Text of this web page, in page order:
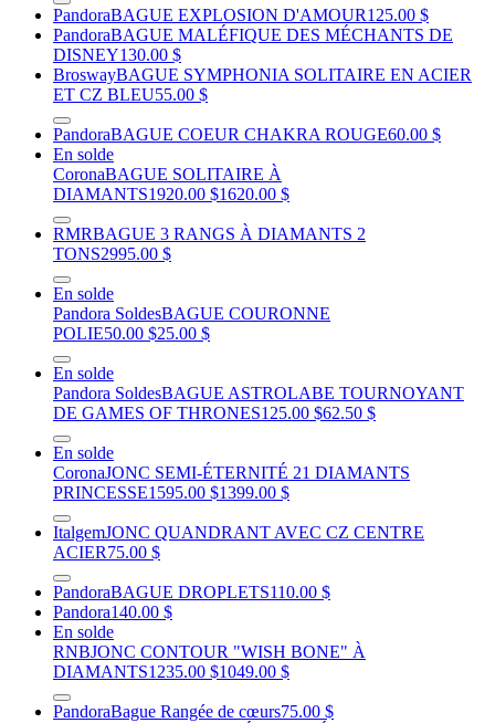
PandoraBAGUE EXPLOSION D'AMOUR125.00 $
PandoraBAGUE MALÉFIQUE DES MÉCHANTS DE
DISNEY130.00 $
BroswayBAGUE SYMPHONIA SOLITAIRE EN ACIER
ET CZ BLEU55.00 $
PandoraBAGUE COEUR CHAKRA ROUGE60.00 $
En solde
CoronaBAGUE SOLITAIRE À
DIAMANTS1920.00 $1620.00 $
RMRBAGUE 3 RANGS À DIAMANTS 2
TONS2995.00 $
En solde
Pandora SoldesBAGUE COURONNE
POLIE50.00 $25.00 $
En solde
Pandora SoldesBAGUE ASTROLABE TOURNOYANT
DE GAMES OF THRONES125.00 $62.50 $
En solde
CoronaJONC SEMI-ÉTERNITÉ 21 DIAMANTS
PRINCESSE1595.00 $1399.00 $
ItalgemJONC QUANDRANT AVEC CZ CENTRE
ACIER75.00 $
PandoraBAGUE DROPLETS110.00 $
Pandora140.00 $
En solde
RNBJONC CONTOUR "WISH BONE" À
DIAMANTS1235.00 $1049.00 $
PandoraBague Rangée de cœurs75.00 $